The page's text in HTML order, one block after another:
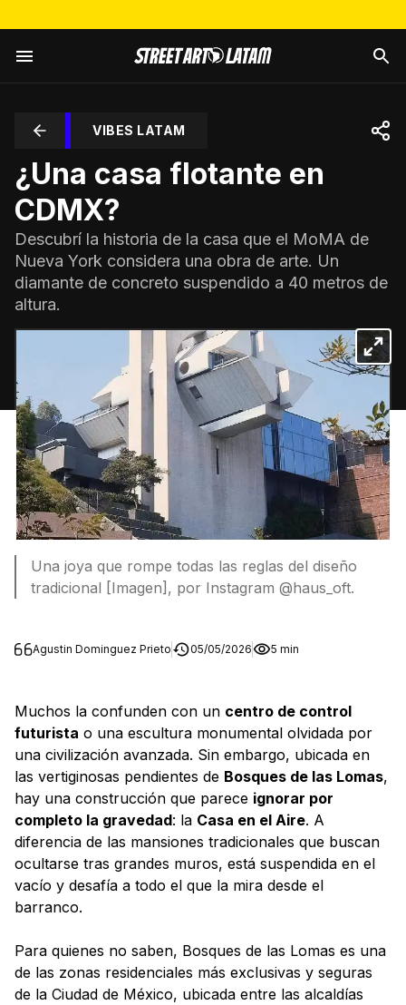
VIBES LATAM
¿Una casa flotante en
CDMX?
Descubrí la historia de la casa que el MoMA de
Nueva York considera una obra de arte. Un
diamante de concreto suspendido a 40 metros de
altura.
Una joya que rompe todas las reglas del diseño
tradicional [Imagen], por Instagram @haus_oft.
Agustin Dominguez Prieto 05/05/2026 5 min
Muchos la confunden con un centro de control
futurista o una escultura monumental olvidada por
una civilización avanzada. Sin embargo, ubicada en
las vertiginosas pendientes de Bosques de las Lomas,
hay una construcción que parece ignorar por
completo la gravedad: la Casa en el Aire. A
diferencia de las mansiones tradicionales que buscan
ocultarse tras grandes muros, está suspendida en el
vacío y desafía a todo el que la mira desde el
barranco.
Para quienes no saben, Bosques de las Lomas es una
de las zonas residenciales más exclusivas y seguras
de la Ciudad de México, ubicada entre las alcaldías